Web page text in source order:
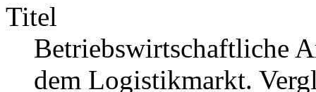
Titel
Betriebswirtschaftliche
dem Logistikmarkt.